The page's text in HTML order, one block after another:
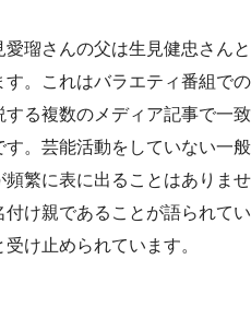
瑠さんの父は生見健忠さんと
。これはバラエティ番組での
する複数のメディア記事で一致
。芸能活動をしていない一般
繁に表に出ることはありませ
け親であることが語られてい
け止められています。